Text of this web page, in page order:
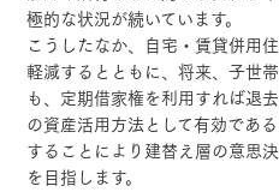
極的な状況が続いています。
こうしたなか、自宅・賃貸併用
軽減するとともに、将来、子世
も、定期借家権を利用すれば退
の資産活用方法として有効であ
することにより建替え層の意思
を目指します。